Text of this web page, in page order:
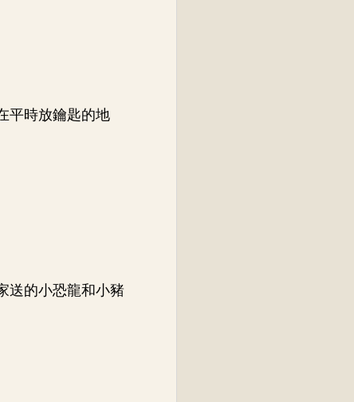
平時放鑰匙的地
送的小恐龍和小豬